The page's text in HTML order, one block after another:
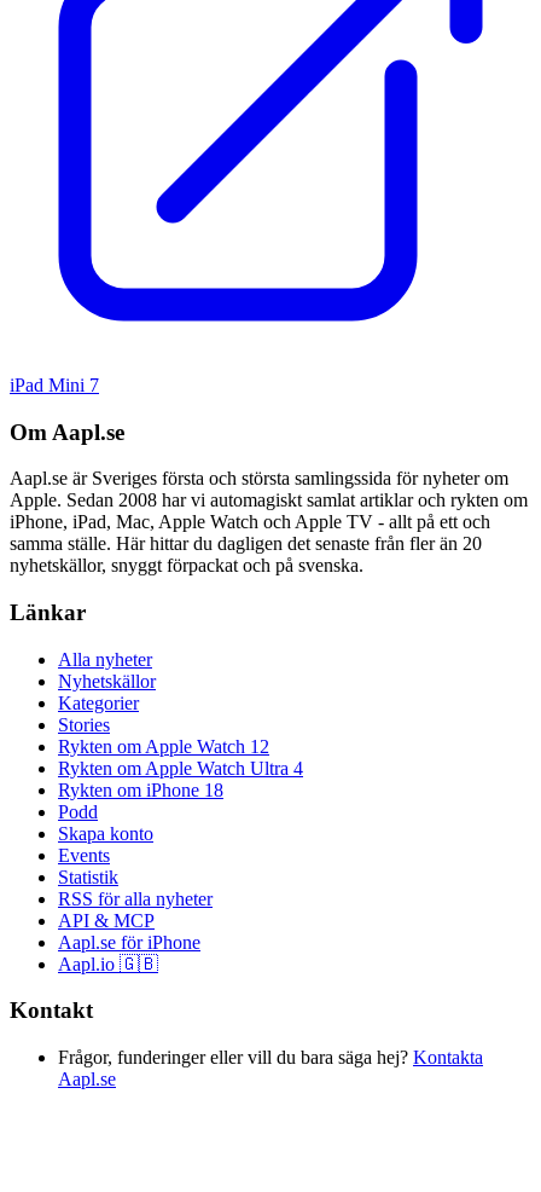
iPad Mini 7
Om Aapl.se
Aapl.se är Sveriges första och största samlingssida för nyheter om
Apple. Sedan 2008 har vi automagiskt samlat artiklar och rykten om
iPhone, iPad, Mac, Apple Watch och Apple TV - allt på ett och
samma ställe. Här hittar du dagligen det senaste från fler än 20
nyhetskällor, snyggt förpackat och på svenska.
Länkar
Alla nyheter
Nyhetskällor
Kategorier
Stories
Rykten om Apple Watch 12
Rykten om Apple Watch Ultra 4
Rykten om iPhone 18
Podd
Skapa konto
Events
Statistik
RSS för alla nyheter
API & MCP
Aapl.se för iPhone
Aapl.io 🇬🇧
Kontakt
Frågor, funderinger eller vill du bara säga hej? Kontakta
Aapl.se